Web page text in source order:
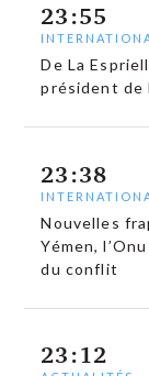
23:55
De La
président de
23:38
Nouvelles
Yémen,
du conflit
23:12